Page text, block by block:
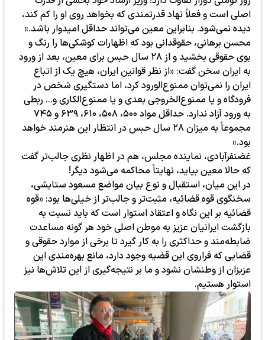
اصلی است و فعلاً نهاد قدرتمندی که بخواهد روی او را کم کند،
دیده نمی‌شود. بنابراین معین می‌تواند حداقل امیدوار باشد.»
محسن برهانی، حقوقدانی بود که اظهارات کوشکی‌ها را رنگ و
بوی حقوقی بخشید و از ۲۸ سال حبس برای معین، بعد از ورود
به ایران سخن گفت: «از نظر قوانین ایران، هیچ یک از اتباع
ایران را نمی‌توان ممنوع‌الورود کرد، اما دستگیری شخص در
فرودگاه و یا ممنوع‌الخروجی بعدی و یا ممنوع‌الکاری و... ربطی
به ورود آزاد ندارد. حداقل مواد ۵۰۰، ۵۰۸، ۶۱۰، ۶۳۹ و ۷۴۵
مجموعاً به میزان ۲۸ سال حبس در انتظار این هنرمند خواهد
بود.»
غضنفرآبادی، نماینده مجلس، هم در اظهار نظری جالب‌تر گفت
که حالا معین بیاید، نهایتاً محاکمه می‌شود دیگر!
در این میان، استقبال و نوع بیان مواضع مسعود ستایشی،
سخنگوی قوه قضائیه، مثبت‌تر و جالب‌تر از خیلی‌ها بود: «قوه
قضائیه بر این نگاه و اعتقاد استوار است که باید نسبت به
بازگشت ایرانیان عزیز به موطن اصلی خود هر گونه مساعدت
ضابطه‌مند و حداکثری را به کار گیرد تا برخی از موارد حقوقی و
قضایی که فراروی این قضیه وجود دارد، مانع بهره‌مندی این
عزیزان از وطنشان نشود و ما بر نتیجه‌گیری از این تلاش‌ها نیز
استوار هستیم.